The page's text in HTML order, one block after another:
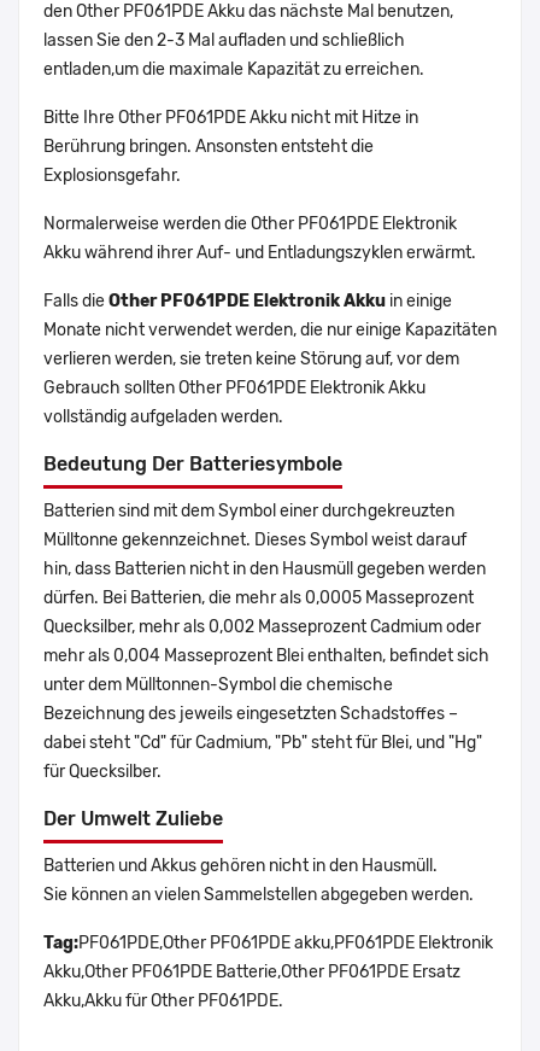
den Other PF061PDE Akku das nächste Mal benutzen,
lassen Sie den 2-3 Mal aufladen und schließlich
entladen,um die maximale Kapazität zu erreichen.
Bitte Ihre Other PF061PDE Akku nicht mit Hitze in
Berührung bringen. Ansonsten entsteht die
Explosionsgefahr.
Normalerweise werden die Other PF061PDE Elektronik
Akku während ihrer Auf- und Entladungszyklen erwärmt.
Falls dieOther PF061PDE Elektronik Akku in einige
Monate nicht verwendet werden, die nur einige Kapazitäten
verlieren werden, sie treten keine Störung auf, vor dem
Gebrauch sollten Other PF061PDE Elektronik Akku
vollständig aufgeladen werden.
Bedeutung Der Batteriesymbole
Batterien sind mit dem Symbol einer durchgekreuzten
Mülltonne gekennzeichnet. Dieses Symbol weist darauf
hin, dass Batterien nicht in den Hausmüll gegeben werden
dürfen. Bei Batterien, die mehr als 0,0005 Masseprozent
Quecksilber, mehr als 0,002 Masseprozent Cadmium oder
mehr als 0,004 Masseprozent Blei enthalten, befindet sich
unter dem Mülltonnen-Symbol die chemische
Bezeichnung des jeweils eingesetzten Schadstoffes –
dabei steht "Cd" für Cadmium, "Pb" steht für Blei, und "Hg"
für Quecksilber.
Der Umwelt Zuliebe
Batterien und Akkus gehören nicht in den Hausmüll.
Sie können an vielen Sammelstellen abgegeben werden.
Tag:PF061PDE,Other PF061PDE akku,PF061PDE Elektronik
Akku,Other PF061PDE Batterie,Other PF061PDE Ersatz
Akku,Akku für Other PF061PDE.